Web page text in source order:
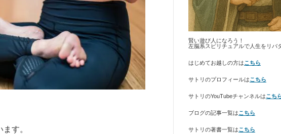
す。
賢い遊び人になろう！
左脳系スピリチュアルで人生をリバ
はじめてお越しの方はこちら
サトリのプロフィールはこちら
サトリのYouTubeチャンネルはこち
ブログの記事一覧はこちら
サトリの著書一覧はこちら